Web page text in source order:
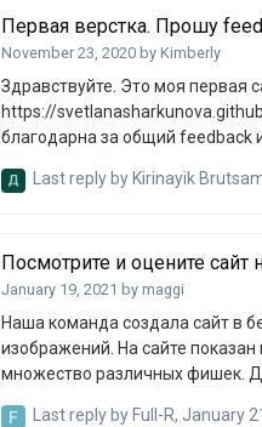
Первая верстка. Прошу
November 23, 2020 by Kimberly
Здравствуйте. Это моя первая самостоятельная верстка.
https://svetlanasharkunova.github.io/AboutMe/ https://github.com/
благодарна за общий feedback
шириной 1920px, у меня
не так как на макете. И вообще
Last reply by Kirinayik
Посмотрите и оцените
January 19, 2021 by maggi
Наша команда создала сайт в
изображений. На сайте
множество различных фишек.
Last reply by Full-R, January